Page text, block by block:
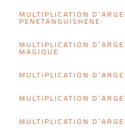
MULTIPLICATION
PENETANGUISHENE
MULTIPLICATION
MAGIQUE
MULTIPLICATION
MULTIPLICATION
MULTIPLICATION